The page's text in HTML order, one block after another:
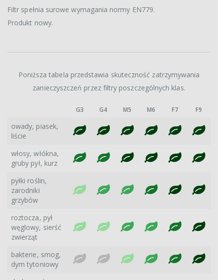
Filtr spełnia surowe wymagania normy EN779.
Produkt nowy.
Poniższa tabela przedstawia skuteczność zatrzymywania
zanieczyszczeń przez filtry poszczególnych klas.
G3 G4 M5 M6 F7 F9
owady, piasek,
liście
włosy, włókna,
gruby pył, kurz
pyłki roślin,
zarodniki
grzybów
roztocza, pył
węglowy, sierść
zwierząt
bakterie, smog,
dym tytoniowy